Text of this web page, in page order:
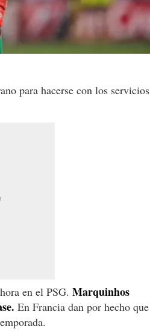
para hacerse con los servicios
en el PSG. Marquinhos
En Francia dan por hecho que